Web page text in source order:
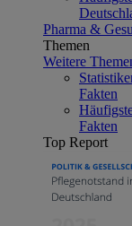
Pharma &
Themen
Weitere
Fakten
Fakten
Top Report